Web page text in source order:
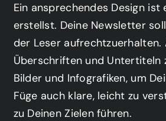
Ein ansprechendes Design
erstellst. Deine Newsletter
der Leser
Überschriften und Untertiteln
Bilder und Infografiken, um
Füge auch klare, leicht zu
zu Deinen Zielen führen.